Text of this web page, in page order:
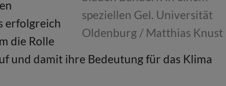
speziellen Gel. Universität
Oldenburg / Matthias Knust
erfolgreich
die Rolle
und damit ihre Bedeutung für das Klima